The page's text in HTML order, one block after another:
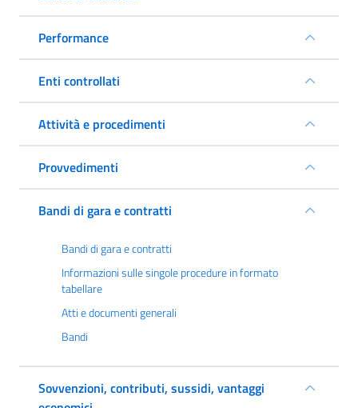
Performance
Enti controllati
Attività e procedimenti
Provvedimenti
Bandi di gara e contratti
Bandi di gara e contratti
Informazioni sulle singole procedure in formato
tabellare
Atti e documenti generali
Bandi
Sovvenzioni, contributi, sussidi, vantaggi